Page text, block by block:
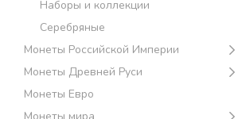
Наборы и коллекции
Серебряные
Монеты Российской Империи
Монеты Древней Руси
Монеты Евро